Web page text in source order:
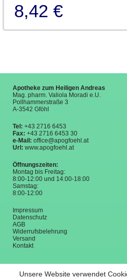
8,42 €
Apotheke zum Heiligen Andreas
Mag. pharm. Valiola Moradi e.U.
Pollhammerstraße 3
A-3542 Gföhl
Tel: +43 2716 6453
Fax: +43 2716 6453 30
e-Mail: office@apogfoehl.at
Url: www.apogfoehl.at
Öffnungszeiten:
Montag bis Freitag:
8:00-12:00 und 14:00-18:00
Samstag:
8:00-12:00
Impressum
Datenschutz
AGB
Widerrufsbelehrung
Versand
Kontakt
Unsere Website verwendet